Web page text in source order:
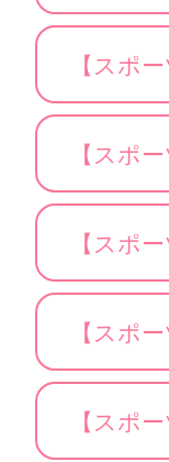
【スポ
【スポ
【スポ
【スポ
【スポ